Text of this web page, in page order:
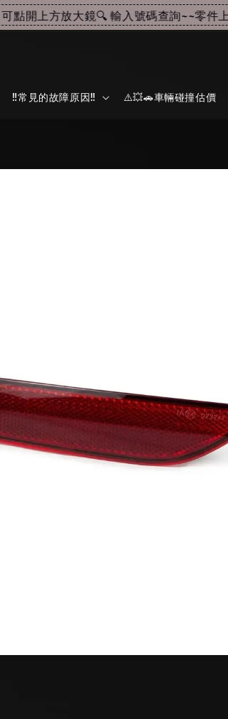
開上方放大鏡🔍 輸入號碼查詢~~零件上
‼️常見的故障原因‼️ ⚠️💥🚗車輛碰撞估價